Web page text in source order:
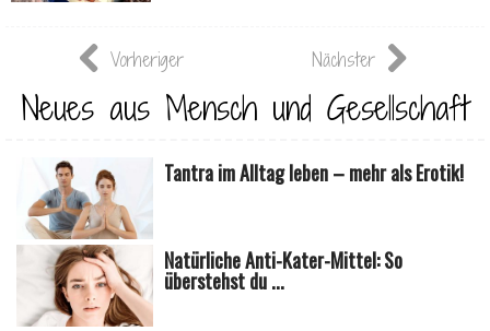
Vorheriger Nächster
Neues aus Mensch und Gesellschaft
Tantra im Alltag leben – mehr als Erotik!
Natürliche Anti-Kater-Mittel: So
überstehst du ...